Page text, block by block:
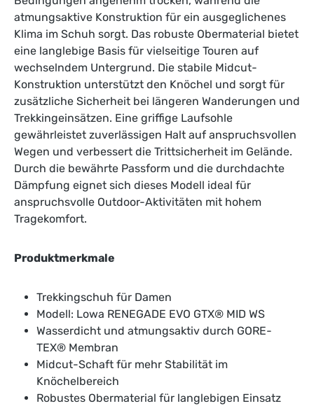
atmungsaktive Konstruktion für ein ausgeglichenes
Klima im Schuh sorgt. Das robuste Obermaterial bietet
eine langlebige Basis für vielseitige Touren auf
wechselndem Untergrund. Die stabile Midcut-
Konstruktion unterstützt den Knöchel und sorgt für
zusätzliche Sicherheit bei längeren Wanderungen und
Trekkingeinsätzen. Eine griffige Laufsohle
gewährleistet zuverlässigen Halt auf anspruchsvollen
Wegen und verbessert die Trittsicherheit im Gelände.
Durch die bewährte Passform und die durchdachte
Dämpfung eignet sich dieses Modell ideal für
anspruchsvolle Outdoor-Aktivitäten mit hohem
Tragekomfort.
Produktmerkmale
Trekkingschuh für Damen
Modell: Lowa RENEGADE EVO GTX® MID WS
Wasserdicht und atmungsaktiv durch GORE-
TEX® Membran
Midcut-Schaft für mehr Stabilität im
Knöchelbereich
Robustes Obermaterial für langlebigen Einsatz